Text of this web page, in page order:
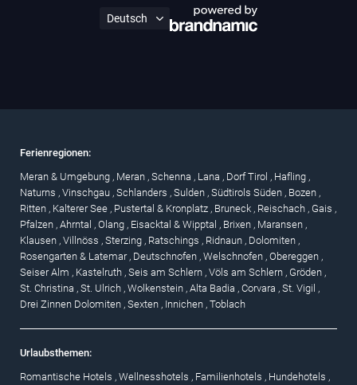
Ferienregionen:
Meran & Umgebung , Meran , Schenna , Lana , Dorf Tirol , Hafling ,
Naturns , Vinschgau , Schlanders , Sulden , Südtirols Süden , Bozen ,
Ritten , Kalterer See , Pustertal & Kronplatz , Bruneck , Reischach , Gais ,
Pfalzen , Ahrntal , Olang , Eisacktal & Wipptal , Brixen , Maransen ,
Klausen , Villnöss , Sterzing , Ratschings , Ridnaun , Dolomiten ,
Rosengarten & Latemar , Deutschnofen , Welschnofen , Obereggen ,
Seiser Alm , Kastelruth , Seis am Schlern , Völs am Schlern , Gröden ,
St. Christina , St. Ulrich , Wolkenstein , Alta Badia , Corvara , St. Vigil ,
Drei Zinnen Dolomiten , Sexten , Innichen , Toblach
Urlaubsthemen:
Romantische Hotels , Wellnesshotels , Familienhotels , Hundehotels ,